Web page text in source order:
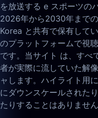
を放送する e スポーツの
2026年から2030年まで
Korea と共有で保有して
のプラットフォームで視
です。当サイト は、すべ
者が実際に流していた解
ャします。ハイライト用
にダウンスケールされた
たりすることはありません